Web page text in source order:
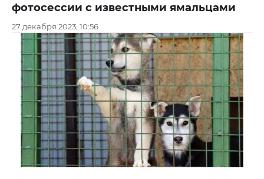
фотосессии с известными ямальцами
27 декабря 2023, 10:56